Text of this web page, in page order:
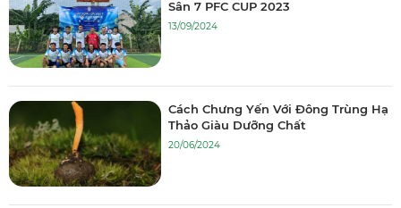
Sân 7 PFC CUP 2023
13/09/2024
Cách Chưng Yến Với Đông Trùng Hạ
Thảo Giàu Dưỡng Chất
20/06/2024